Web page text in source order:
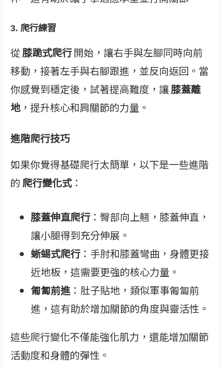
3. 爬行練習
從膝跪式爬行開始，讓右手與左腳同時向前
移動，接著左手與右腳跟進，並反向返回。當
你感覺到穩定後，試著提高難度，讓 膝蓋離
地，提升核心和肩關節的力量。
進階爬行技巧
如果你覺得基礎爬行太簡單，以下是一些進階
的 爬行變化式 ：
膝蓋伸直爬行 ：臀部向上翹，膝蓋伸直，
讓小腿得到充分伸展。
蜥蜴式爬行 ：手肘和膝蓋彎曲，身體更接
近地板，這需要更強的核心力量。
匍匐前進 ：肚子貼地，類似軍事匍匐前
進，這有助於增加關節的角度與靈活性。
這些爬行變化不僅能強化肌力，還能增加關節
活動度和身體的彈性。